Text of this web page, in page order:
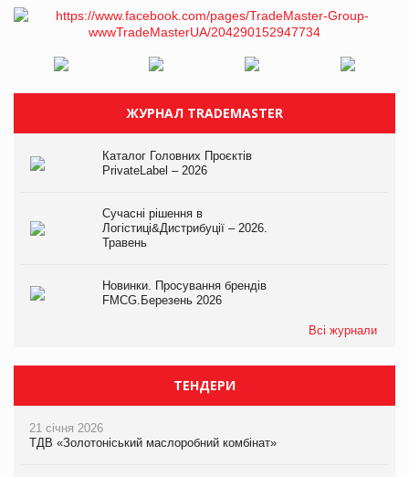
ЖУРНАЛ TRADEMASTER
Каталог Головних Проєктів
PrivateLabel – 2026
Сучасні рішення в
Логістиці&Дистрибуції – 2026.
Травень
Новинки. Просування брендів
FMCG.Березень 2026
Всі журнали
ТЕНДЕРИ
21 січня 2026
ТДВ «Золотоніський маслоробний комбінат»